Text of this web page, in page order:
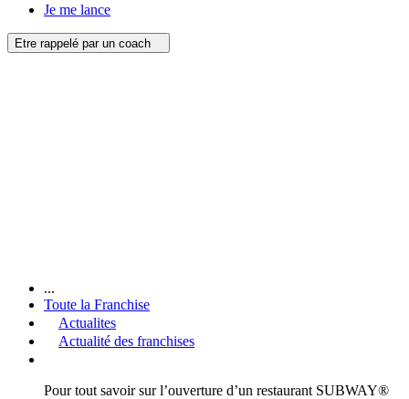
Je me lance
Etre rappelé par un coach
...
Toute la Franchise
Actualites
Actualité des franchises
Pour tout savoir sur l’ouverture d’un restaurant SUBWAY®